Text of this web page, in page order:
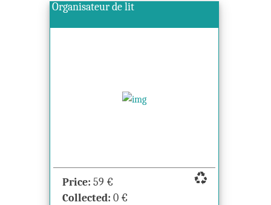
Organisateur de lit
recycling
Price: 59 €
Collected: 0 €